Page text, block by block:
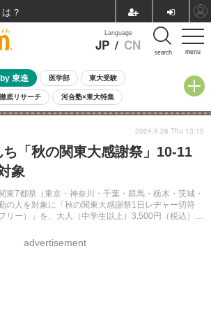
menu
Language
JP / CN search
東進 医学部 東大受験
底リサーチ 河合塾×東大特集
高校受験 中学受験 小学校受験
全国公立高校 過去問 人気記事
「秋の関東大感謝祭」10-11
象
7都県（東京・神奈川・千葉・群馬・栃木・茨城・
の人を対象に「秋の関東大感謝祭1日レヂャー切符
リー）」を、大人（中学生以上）3,500円（税込）、
advertisement
2024.9.26 Thu 13:15